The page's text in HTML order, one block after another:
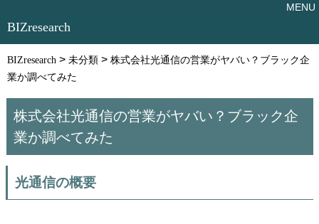
BIZresearch
BIZresearch > 未分類 > 株式会社光通信の営業がヤバい？ブラック企
業か調べてみた
株式会社光通信の営業がヤバい？ブラック企
業か調べてみた
光通信の概要